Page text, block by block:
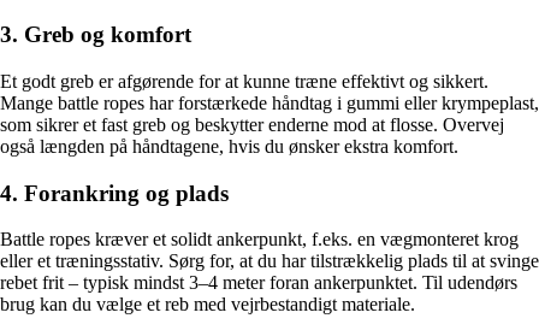
3. Greb og komfort
Et godt greb er afgørende for at kunne træne effektivt og sikkert.
Mange battle ropes har forstærkede håndtag i gummi eller krympeplast,
som sikrer et fast greb og beskytter enderne mod at flosse. Overvej
også længden på håndtagene, hvis du ønsker ekstra komfort.
4. Forankring og plads
Battle ropes kræver et solidt ankerpunkt, f.eks. en vægmonteret krog
eller et træningsstativ. Sørg for, at du har tilstrækkelig plads til at svinge
rebet frit – typisk mindst 3–4 meter foran ankerpunktet. Til udendørs
brug kan du vælge et reb med vejrbestandigt materiale.